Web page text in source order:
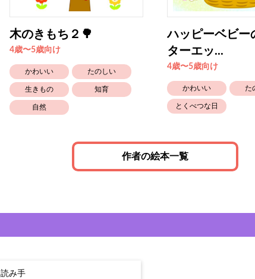
木のきもち２🌳
4歳〜5歳向け
かわいい たのしい
生きもの 知育
自然
ハッピーベビー
ターエッ...
4歳〜5歳向け
かわいい た
とくべつな日
作者の絵本一覧
読み手